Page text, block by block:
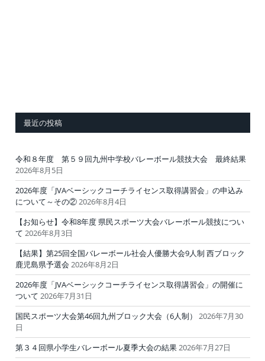
最近の投稿
令和８年度 第５９回九州中学校バレーボール競技大会 最終結果
2026年8月5日
2026年度「JVAベーシックコーチライセンス取得講習会」の申込み
について～その②2026年8月4日
【お知らせ】令和8年度 県民スポーツ大会バレーボール競技につい
て 2026年8月3日
【結果】第25回全国バレーボール社会人優勝大会9人制 西ブロック
鹿児島県予選会 2026年8月2日
2026年度「JVAベーシックコーチライセンス取得講習会」の開催に
ついて 2026年7月31日
国民スポーツ大会第46回九州ブロック大会（6人制）
2026年7月30
日
第３４回県小学生バレーボール夏季大会の結果2026年7月27日